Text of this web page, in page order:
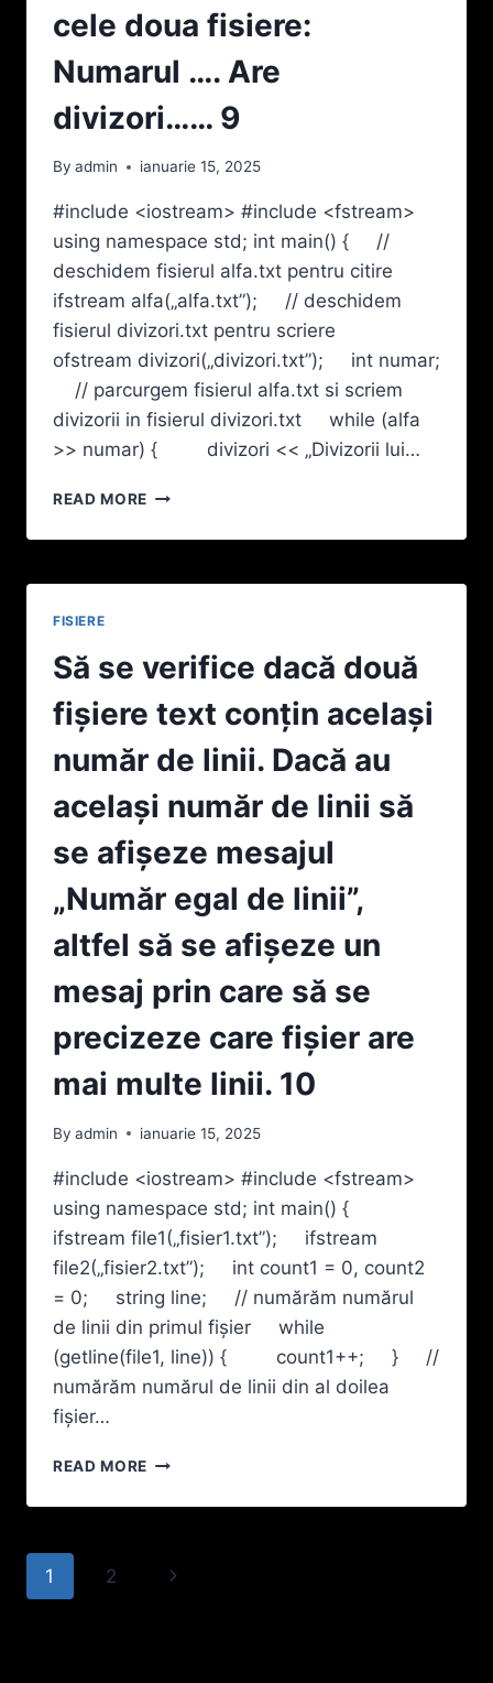
cele doua fisiere:
Numarul …. Are
divizori…… 9
By admin ianuarie 15, 2025
#include <iostream> #include <fstream>
using namespace std; int main() { //
deschidem fisierul alfa.txt pentru citire
ifstream alfa(„alfa.txt”); // deschidem
fisierul divizori.txt pentru scriere
ofstream divizori(„divizori.txt”); int numar;
// parcurgem fisierul alfa.txt si scriem
divizorii in fisierul divizori.txt while (alfa
>> numar) { divizori << „Divizorii lui…
READ MORE ÎN
TEXT
SE
UNUL
PE
LINIE,
MAI
MULTE
NUMERE.
ÎN
FIŞIERUL
DIVIZORI.TXT
SE
VOR
SCRIE
PE
CÂTE
O
ÎN
ACEEAŞI
ORDINE,
UNUI
DIN
FIŞIERUL
ALFA.TXT.
AFIŞAŢI
PE
ECRAN,
PE
CÂTE
UN
RÂND,
DIN
DOUA
FISIERE
Să se verifice dacă două
fişiere text conțin acelaşi
număr de linii. Dacă au
acelaşi număr de linii să
se afişeze mesajul
„Număr egal de linii”,
altfel să se afişeze un
mesaj prin care să se
precizeze care fişier are
mai multe linii. 10
By admin ianuarie 15, 2025
#include <iostream> #include <fstream>
using namespace std; int main() {
ifstream file1(„fisier1.txt”); ifstream
file2(„fisier2.txt”); int count1 = 0, count2
= 0; string line; // numărăm numărul
de linii din primul fișier while
(getline(file1, line)) { count1++; } //
numărăm numărul de linii din al doilea
fișier…
READ MORE SĂ
VERIFICE
FIŞIERE
Page
1 2
Next